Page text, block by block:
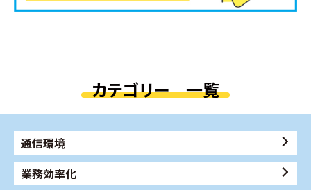
カテゴリー 一覧
通信環境
業務効率化